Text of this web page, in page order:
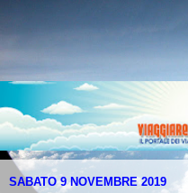
SABATO 9 NOVEMBRE 2019